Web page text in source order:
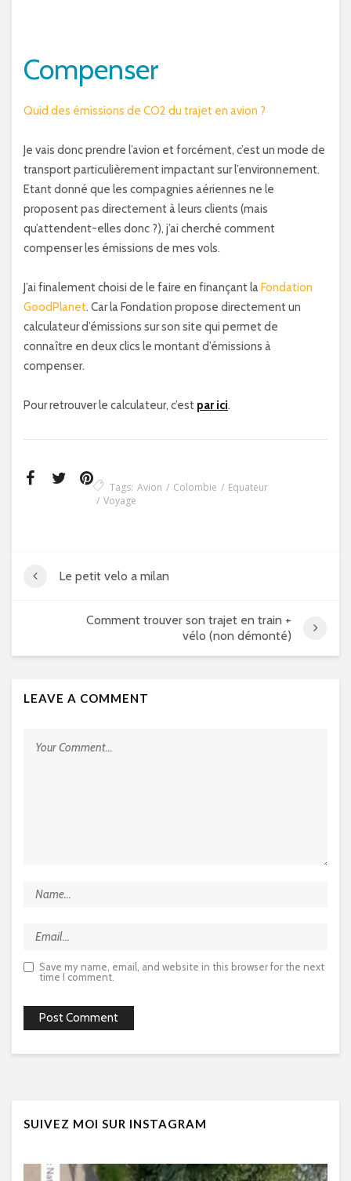
Compenser
Quid des émissions de CO2 du trajet en avion ?
Je vais donc prendre l’avion et forcément, c’est un mode de
transport particulièrement impactant sur l’environnement.
Etant donné que les compagnies aériennes ne le
proposent pas directement à leurs clients (mais
qu’attendent-elles donc ?), j’ai cherché comment
compenser les émissions de mes vols.
J’ai finalement choisi de le faire en finançant laFondation
GoodPlanet. Car la Fondation propose directement un
calculateur d’émissions sur son site qui permet de
connaître en deux clics le montant d’émissions à
compenser.
Pour retrouver le calculateur, c’est par ici.
Tags: Avion Colombie
Equateur
Voyage
Le petit velo a milan
Comment trouver son trajet en train +
vélo (non démonté)
LEAVE A COMMENT
Save my name, email, and website in this browser for the next
time I comment.
SUIVEZ MOI SUR INSTAGRAM